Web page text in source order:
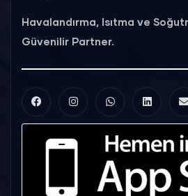
Havalandırma, Isıtma ve
Güvenilir Partner.